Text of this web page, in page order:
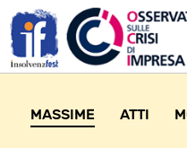
MASSIME ATTI